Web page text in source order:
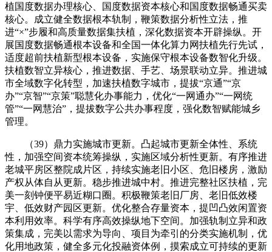
植国度数据办理核心、国度数据资本核心和国度数据畅通买卖
核心。成立健全数据根本轨制，鞭策数据分析性立法，推
进“×”步履和高质量数据集扶植，深化数据资本开辟操纵。开
展国度数据畅通根本设备和全国一体化算力网扶植先行先试，
适度超前扶植新型根本设备，实施保守根本设备数智化升级。
扶植数智立异核心，推进数据、手艺、场景联动立异。推进城
市全域数字化转型，加速扶植数字城市，提拔“京通”“京
办”“京智”“京策”聪慧化办事能力，优化“一网通办”“一网统
管”“一网慧治”，提拔数字公共办事程度，强化数智赋能城乡
管理。
（39）鼎力实施城市更新。凸起城市更新全体性、系统
性，加强空间资本统筹操纵，实施区域分析性更新。有序推进
老城平房区整院成片区，持续实施老旧小区、危旧楼房，激励
产权从体自从更新。稳步推进城中村。推进完整社区扶植，完
美一刻钟便平易近糊口圈。积极鞭策老旧厂房、老旧低效楼
宇、低效财产园区更新。优化整合存量资本，提凹凸效闲置资
本利用效率。科学有序高效操纵地下空间。加强轨制立异和政
策集成，完美以需求为导向、项目为牵引的分类实施机制，优
化用地政策，健全多元化投融资体例，摸索成立可持续的更新